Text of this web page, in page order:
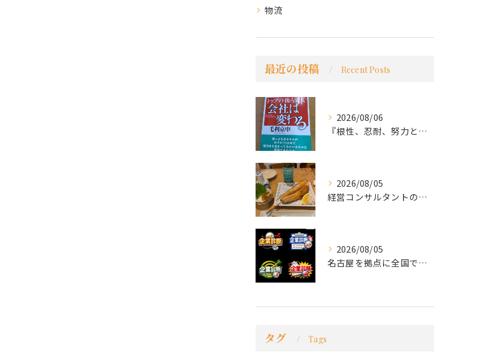
物流
最近の投稿 Recent Posts
2026/08/06
『根性、忍耐、努力という言葉は死語なのか』
2026/08/05
経営コンサルタントのモーちゃん・毛利京申です。
2026/08/05
名古屋を拠点に全国で活動する 経営コンサルタントの 毛利京申...
タグ Tags